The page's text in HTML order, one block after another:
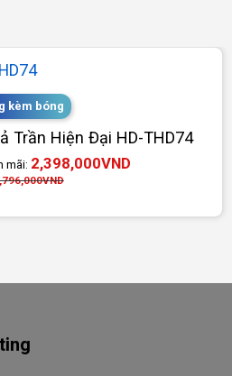
kèm bóng
Trần Hiện Đại HD-THD74
mãi: 2,398,000VND
VND